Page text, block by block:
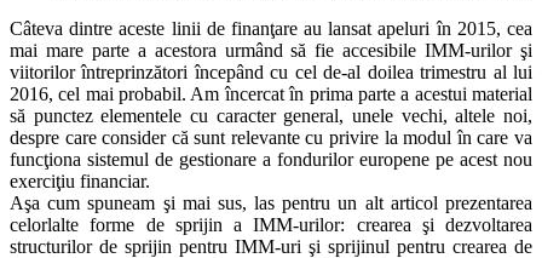
Câteva dintre aceste linii de finanţare au lansat apeluri în 2015, cea
mai mare parte a acestora urmând să fie accesibile IMM-urilor şi
viitorilor întreprinzători începând cu cel de-al doilea trimestru al lui
2016, cel mai probabil. Am încercat în prima parte a acestui material
să punctez elementele cu caracter general, unele vechi, altele noi,
despre care consider că sunt relevante cu privire la modul în care va
funcţiona sistemul de gestionare a fondurilor europene pe acest nou
exerciţiu financiar.
Aşa cum spuneam şi mai sus, las pentru un alt articol prezentarea
celorlalte forme de sprijin a IMM-urilor: crearea şi dezvoltarea
structurilor de sprijin pentru IMM-uri şi sprijinul pentru crearea de